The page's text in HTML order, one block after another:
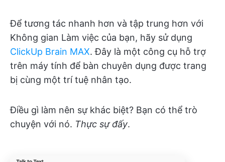
Để tương tác nhanh hơn và tập trung hơn với
Không gian Làm việc của bạn, hãy sử dụng
ClickUp Brain MAX. Đây là một công cụ hỗ trợ
trên máy tính để bàn chuyên dụng được trang
bị cùng một trí tuệ nhân tạo.
Điều gì làm nên sự khác biệt? Bạn có thể trò
chuyện với nó. Thực sự đấy.